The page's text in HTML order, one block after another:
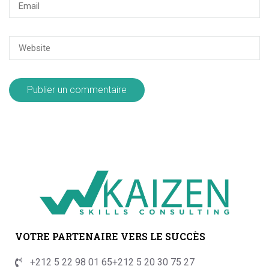
VOTRE PARTENAIRE VERS LE SUCCÈS
+212 5 22 98 01 65+212 5 20 30 75 27